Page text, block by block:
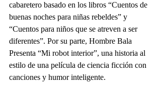
cabaretero basado en los libros “Cuentos de
buenas noches para niñas rebeldes” y
“Cuentos para niños que se atreven a ser
diferentes”. Por su parte, Hombre Bala
Presenta “Mi robot interior”, una historia al
estilo de una película de ciencia ficción con
canciones y humor inteligente.